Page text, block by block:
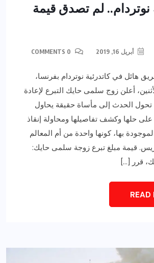
نوتردام.. لم تصدق قيمة
أبريل 16, 2019
هائل في كاتدرئية نوتردام بفرنسا،
أعلن زوج سلمى حايك التبرع لإعادة
تحول الحدث إلى مأساة حقيقة يحاول
على حلها وكشف تفاصيلها ومحاولة إنقاذ
الموجودة بها، كونها واحدة من أم المعالم
قيمة مبلغ تبرع زوجة سلمى حايك:
قرر […]
READ